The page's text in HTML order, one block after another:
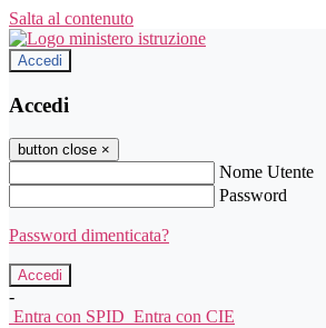
Salta al contenuto
Accedi
Accedi
button close ×
Nome Utente
Password
Password dimenticata?
-
Entra con SPID Entra con CIE